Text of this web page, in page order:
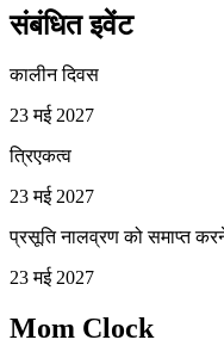
संबंधित इवेंट
कालीन दिवस
23 मई 2027
त्रिएकत्व
23 मई 2027
प्रसूति नालव्रण को समाप्त
23 मई 2027
Mom Clock